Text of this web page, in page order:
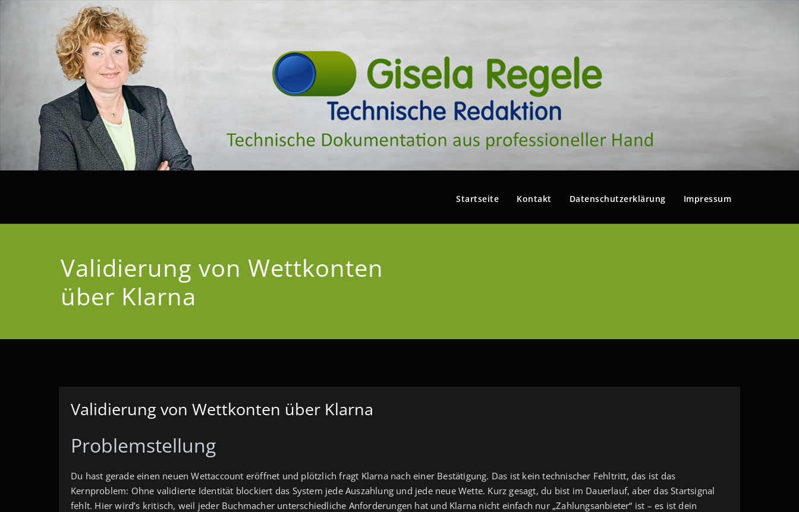
Startseite Kontakt Datenschutzerklärung Impressum
Validierung von Wettkonten
über Klarna
Validierung von Wettkonten über Klarna
Problemstellung
Du hast gerade einen neuen Wettaccount eröffnet und plötzlich fragt Klarna nach einer Bestätigung. Das ist kein technischer Fehltritt, das ist das
Kernproblem: Ohne validierte Identität blockiert das System jede Auszahlung und jede neue Wette. Kurz gesagt, du bist im Dauerlauf, aber das Startsignal
fehlt. Hier wird’s kritisch, weil jeder Buchmacher unterschiedliche Anforderungen hat und Klarna nicht einfach nur „Zahlungsanbieter“ ist – es ist dein